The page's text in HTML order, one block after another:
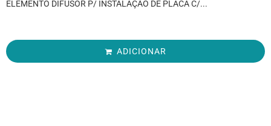
ELEMENTO DIFUSOR P/ INSTALAÇÃO DE PLACA C/...
ADICIONAR